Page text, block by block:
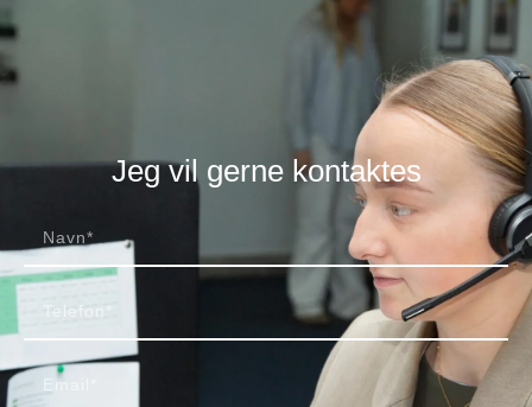
Jeg vil gerne kontaktes